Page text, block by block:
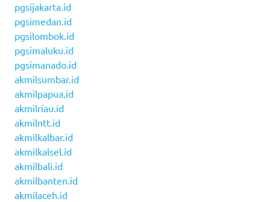
pgsijakarta.id
pgsimedan.id
pgsilombok.id
pgsimaluku.id
pgsimanado.id
akmilsumbar.id
akmilpapua.id
akmilriau.id
akmilntt.id
akmilkalbar.id
akmilkalsel.id
akmilbali.id
akmilbanten.id
akmilaceh.id